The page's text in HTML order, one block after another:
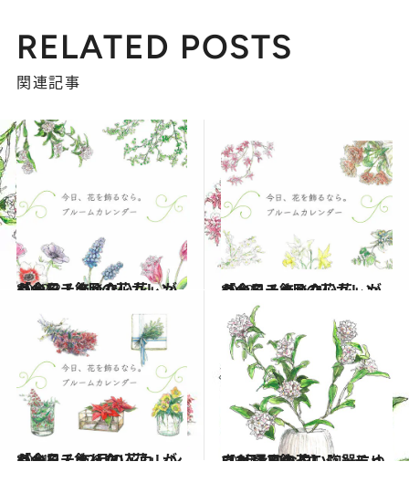
RELATED POSTS
関連記事
2022.2.1
「今日、飾りたい花」がわかる！ 2月の花カレンダーをチェック
ライフスタイル 2022.1.1
「今日、飾りたい花」がわかる！ 1月の花カレンダーをチェック
ライフスタイル
2021.12.1
「今日、飾りたい花」がわかる！ 12月の花カレンダーをチェック
ライフスタイル 2022.2.5
【2月5日の花】ジンチョウゲ 柔和な白い陶器にゆったりと飾って
ライフスタイル